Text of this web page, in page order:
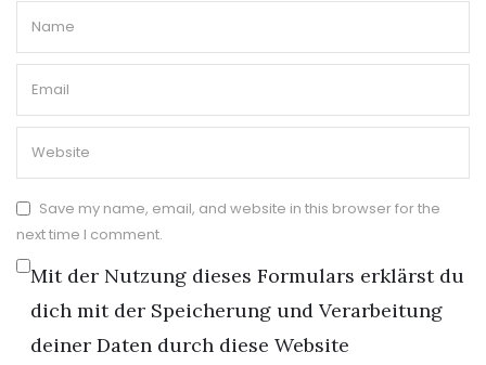
Save my name, email, and website in this browser for the
next time I comment.
Mit der Nutzung dieses Formulars erklärst du
dich mit der Speicherung und Verarbeitung
deiner Daten durch diese Website